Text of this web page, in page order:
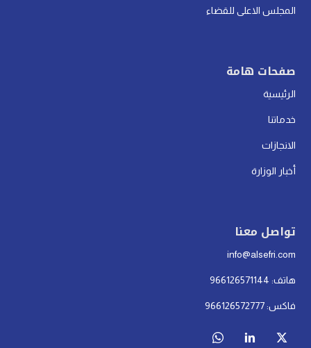
المجلس الاعلى للقضاء
صفحات هامة
الرئيسية
خدماتنا
الانجازات
أخبار الوزارة
تواصل معنا
info@alsefri.com
هاتف: 966126571144
فاكس: 966126572777